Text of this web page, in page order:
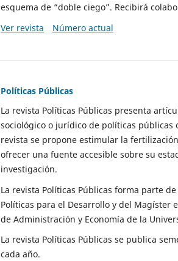
esquema de “doble ciego”. Recibirá
Ver revista
Número actual
Políticas Públicas
La revista Políticas Públicas presenta
sociológico o jurídico de políticas públicas
revista se propone estimular la
ofrecer una fuente accesible sobre su
investigación.
La revista Políticas Públicas forma parte
Políticas para el Desarrollo y del Magíster
de Administración y Economía de la
La revista Políticas Públicas se publica
cada año.